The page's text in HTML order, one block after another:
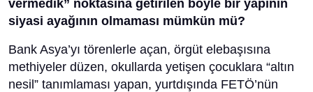
vermedik” noktasına getirilen böyle bir yapının
siyasi ayağının olmaması mümkün mü?
Bank Asya’yı törenlerle açan, örgüt elebaşısına
methiyeler düzen, okullarda yetişen çocuklara “altın
nesil” tanımlaması yapan, yurtdışında FETÖ’nün